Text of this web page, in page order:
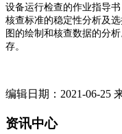
设备运行检查的作业指导
核查标准的稳定性分析及
图的绘制和核查数据的分
存。
编辑日期：2021-06-25
资讯中心